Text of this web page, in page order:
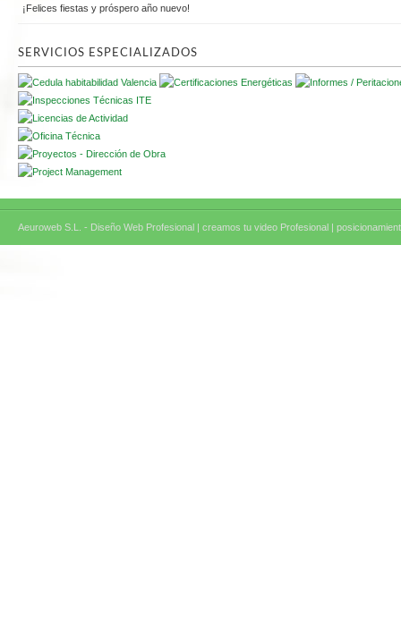
¡Felices fiestas y próspero año nuevo!
SERVICIOS ESPECIALIZADOS
Aeuroweb S.L. - Diseño Web Profesional | creamos tu video Profesional |